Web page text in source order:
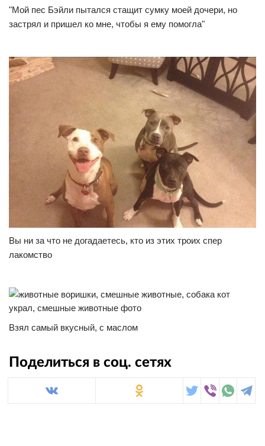
"Мой пес Бэйли пытался стащит сумку моей дочери, но
застрял и пришел ко мне, чтобы я ему помогла"
Вы ни за что не догадаетесь, кто из этих троих спер
лакомство
Взял самый вкусный, с маслом
Поделиться в соц. сетях